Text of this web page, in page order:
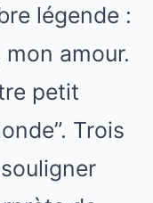
légende :
amour.
petit
Trois